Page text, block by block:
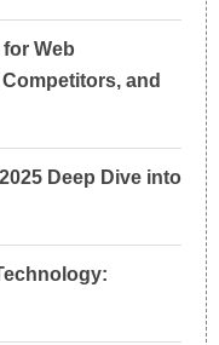
Web
and
Deep Dive into